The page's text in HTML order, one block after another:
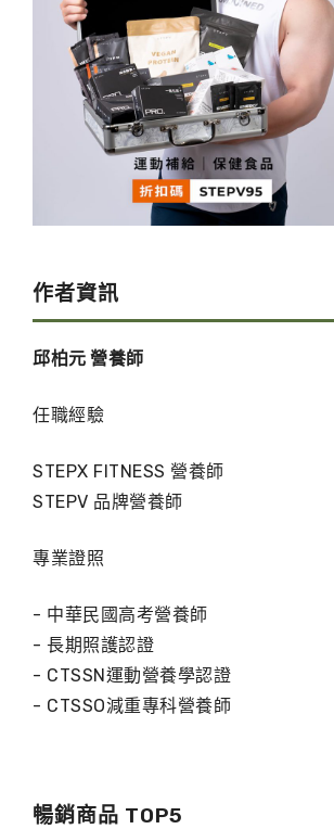
作者資訊
邱柏元 營養師
任職經驗
STEPX FITNESS 營養師
STEPV 品牌營養師
專業證照
- 中華民國高考營養師
- 長期照護認證
- CTSSN運動營養學認證
- CTSSO減重專科營養師
暢銷商品 TOP5